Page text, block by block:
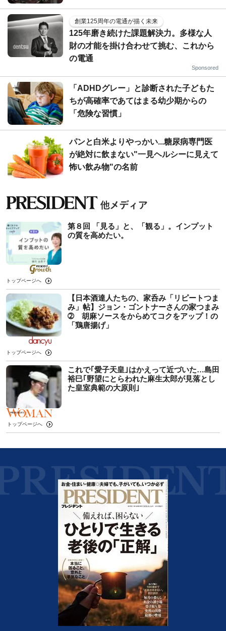
創業125周年の電通が描く未来
125年磨き続けた課題解決力。多様な人
財の才能を掛け合わせて挑む、これから
の電通
Sponsored
「ADHDグレー」と診断された子どもた
ちが高確率であてはまる幼少期からの
「危険な習慣」
パンと白米よりやっかい...糖尿病専門医
が絶対に飲まない"一見ヘルシーに見えて
怖い飲み物"の名前
第８回 「見る」と、「観る」。インプット
の質を高めたい。
トップページへ
【日本酒達人たちの、家呑み「リピートつま
み」帖】ジョン・ゴントナーさんの家つまみ
➁ 胡麻ソースをからめてコクをアップ！の
「鶏唐揚げ」
トップページへ
これで｢愛子天皇｣はかえって近づいた…島田
裕巳｢野望にとらわれた麻生太郎が見落とし
た皇室典範の大原則｣
トップページへ